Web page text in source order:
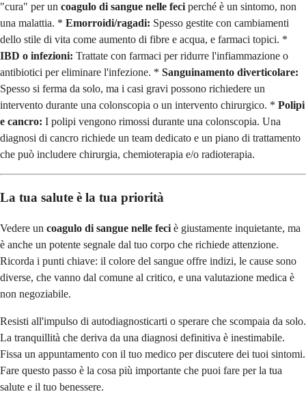
"cura" per un coagulo di sangue nelle feci perché è un sintomo, non
una malattia. * Emorroidi/ragadi: Spesso gestite con cambiamenti
dello stile di vita come aumento di fibre e acqua, e farmaci topici. *
IBD o infezioni: Trattate con farmaci per ridurre l'infiammazione o
antibiotici per eliminare l'infezione. * Sanguinamento diverticolare:
Spesso si ferma da solo, ma i casi gravi possono richiedere un
intervento durante una colonscopia o un intervento chirurgico. * Polipi
e cancro: I polipi vengono rimossi durante una colonscopia. Una
diagnosi di cancro richiede un team dedicato e un piano di trattamento
che può includere chirurgia, chemioterapia e/o radioterapia.
La tua salute è la tua priorità
Vedere un coagulo di sangue nelle feci è giustamente inquietante, ma
è anche un potente segnale dal tuo corpo che richiede attenzione.
Ricorda i punti chiave: il colore del sangue offre indizi, le cause sono
diverse, che vanno dal comune al critico, e una valutazione medica è
non negoziabile.
Resisti all'impulso di autodiagnosticarti o sperare che scompaia da solo.
La tranquillità che deriva da una diagnosi definitiva è inestimabile.
Fissa un appuntamento con il tuo medico per discutere dei tuoi sintomi.
Fare questo passo è la cosa più importante che puoi fare per la tua
salute e il tuo benessere.